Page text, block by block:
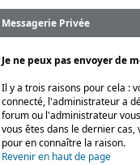
Messagerie Privée
Je ne peux pas envoyer de
Il y a trois raisons pour cela :
connecté, l'administrateur a
forum ou l'administrateur
vous êtes dans le dernier
pour en connaître la raison.
Revenir en haut de page